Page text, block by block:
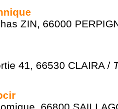
ZIN, 66000
41, 66530 CLAIRA /